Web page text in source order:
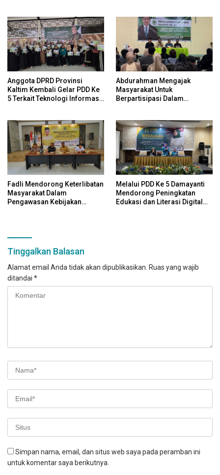
Anggota DPRD Provinsi
Kaltim Kembali Gelar PDD Ke
5 Terkait Teknologi Informasi
Abdurahman Mengajak
Masyarakat Untuk
Berpartisipasi Dalam
Platform Digital
Fadli Mendorong Keterlibatan
Masyarakat Dalam
Pengawasan Kebijakan
Melalui PDD Ke 5 Damayanti
Mendorong Peningkatan
Edukasi dan Literasi Digital
Tinggalkan Balasan
Alamat email Anda tidak akan dipublikasikan. Ruas yang wajib
ditandai *
Simpan nama, email, dan situs web saya pada peramban ini
untuk komentar saya berikutnya.